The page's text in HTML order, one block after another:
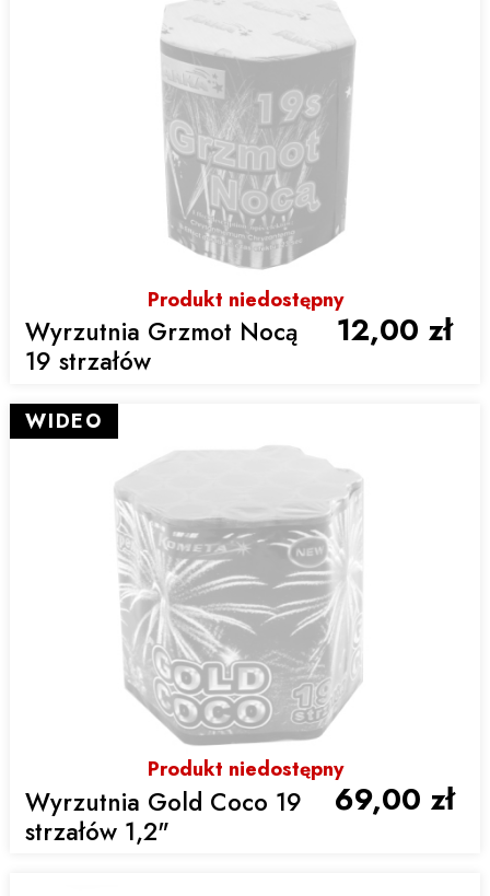
Produkt niedostępny
Wyrzutnia Grzmot Nocą
19 strzałów
12,00 zł
Produkt niedostępny
Wyrzutnia Gold Coco 19
strzałów 1,2"
69,00 zł
WIDEO